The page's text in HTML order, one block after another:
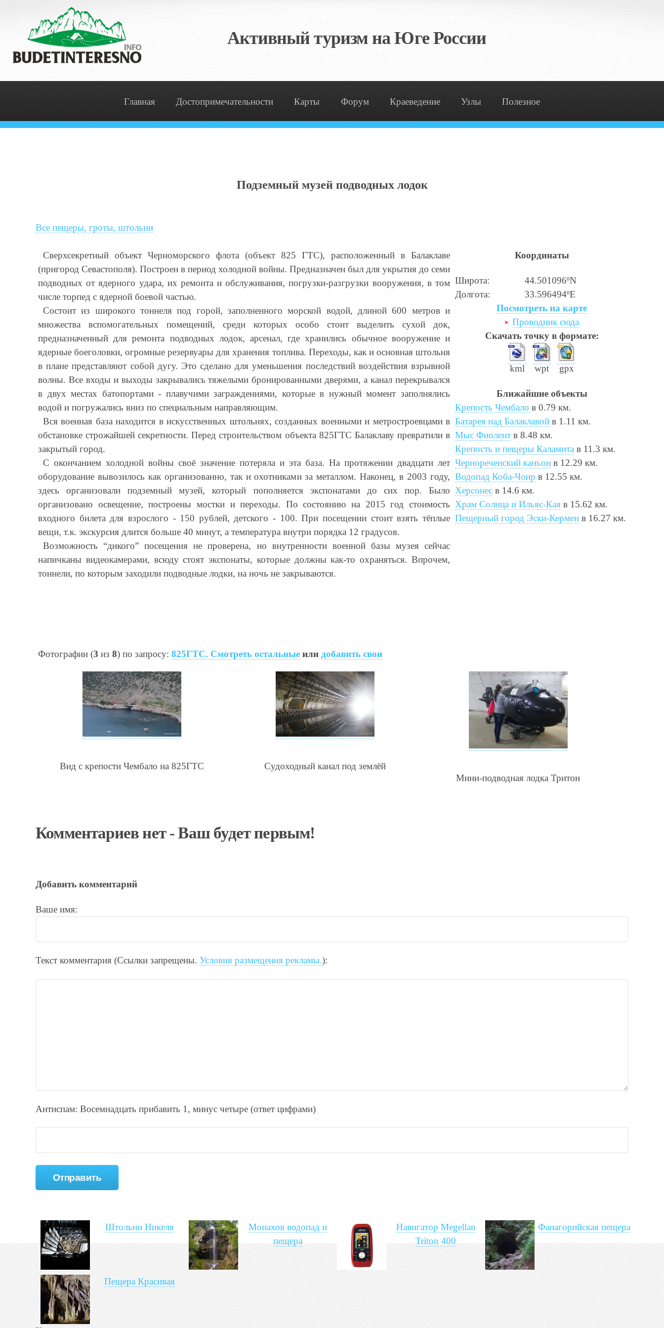
Активный туризм на Юге России
Главная Достопримечательности Карты Форум Краеведение Узлы Полезное
Подземный музей подводных лодок
Все пещеры, гроты, штольни
Координаты
Широта:
44.501096ºN
Долгота:
33.596494ºE
Посмотреть на карте
Проводник сюда
Скачать точку в формате:
kml wpt gpx
Ближайшие объекты
Крепость Чембало в 0.79 км.
Батарея над Балаклавой в 1.11 км.
Мыс Фиолент в 8.48 км.
Крепость и пещеры Каламита в 11.3 км.
Чернореченский каньон в 12.29 км.
Водопад Коба-Чоир в 12.55 км.
Херсонес в 14.6 км.
Храм Солнца и Ильяс-Кая в 15.62 км.
Пещерный город Эски-Кермен в 16.27 км.
Сверхсекретный объект Черноморского флота (объект 825 ГТС), расположенный в Балаклаве
(пригород Севастополя). Построен в период холодной войны. Предназначен был для укрытия до семи
подводных от ядерного удара, их ремонта и обслуживания, погрузки-разгрузки вооружения, в том
числе торпед с ядерной боевой частью.
Состоит из широкого тоннеля под горой, заполненного морской водой, длиной 600 метров и
множества вспомогательных помещений, среди которых особо стоит выделить сухой док,
предназначенный для ремонта подводных лодок, арсенал, где хранились обычное вооружение и
ядерные боеголовки, огромные резервуары для хранения топлива. Переходы, как и основная штольня
в плане представляют собой дугу. Это сделано для уменьшения последствий воздействия взрывной
волны. Все входы и выходы закрывались тяжелыми бронированными дверями, а канал перекрывался
в двух местах батопортами - плавучими заграждениями, которые в нужный момент заполнялись
водой и погружались вниз по специальным направляющим.
Вся военная база находится в искусственных штольнях, созданных военными и метростроевцами в
обстановке строжайшей секретности. Перед строительством объекта 825ГТС Балаклаву превратили в
закрытый город.
С окончанием холодной войны своё значение потеряла и эта база. На протяжении двадцати лет
оборудование вывозилось как организованно, так и охотниками за металлом. Наконец, в 2003 году,
здесь организовали подземный музей, который пополняется экспонатами до сих пор. Было
организовано освещение, построены мостки и переходы. По состоянию на 2015 год стоимость
входного билета для взрослого - 150 рублей, детского - 100. При посещении стоит взять тёплые
вещи, т.к. экскурсия длится больше 40 минут, а температура внутри порядка 12 градусов.
Возможность “дикого” посещения не проверена, но внутренности военной базы музея сейчас
напичканы видеокамерами, всюду стоят экспонаты, которые должны как-то охраняться. Впрочем,
тоннели, по которым заходили подводные лодки, на ночь не закрываются.
Фотографии (3 из 8) по запросу: 825ГТС. Смотреть остальные или добавить свои
Вид с крепости Чембало на 825ГТС
Судоходный канал под землёй
Мини-подводная лодка Тритон
Комментариев нет - Ваш будет первым!
Добавить комментарий
Ваше имя:
Текст комментария (Ссылки запрещены. Условия размещения рекламы.):
Антиспам: Воceмнадцать прибaвить 1, минyc чeтырe (ответ цифрами)
Штольни Никеля
Монахов водопад и
пещера
Навигатор Megellan
Triton 400
Фанагорийская пещера
Пещера Красивая